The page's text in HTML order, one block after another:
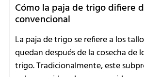
Cómo la paja de trigo difiere
convencional
La paja de trigo se refiere a los
quedan después de la cosecha de
trigo. Tradicionalmente, este